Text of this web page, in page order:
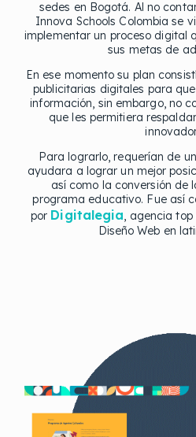
sedes en Bogotá. Al no
Innova Schools Colombia se
implementar un proceso digital
sus metas de
En ese momento su plan
publicitarias digitales para
información, sin embargo, no
que les permitiera
Para lograrlo, requerían de
ayudara a lograr un mejor
así como la conversión de
programa educativo. Fue así
por Digitalegia , agencia
Diseño Web en